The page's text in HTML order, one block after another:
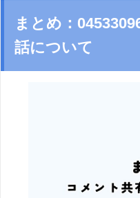
まとめ：
話について